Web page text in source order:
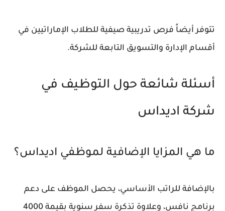
تتوفر أيضاً فرص تدريبية صيفية للطلاب الإماراتيين في
أقسام الإدارة والتسويق التابعة للشركة.
أسئلة شائعة حول التوظيف في
شركة اديداس
ما هي المزايا الإضافية لموظفي اديداس؟
بالإضافة للراتب الأساسي، يحصل الموظف على دعم
برنامج نافس، وعلاوة تذكرة سفر سنوية بقيمة 4000